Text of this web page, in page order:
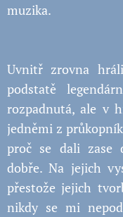
muzika.
Uvnitř zrovna
podstatě
rozpadnutá, ale v
jedněmi z
proč se dali zase
dobře. Na jejich
přestože jejich
nikdy se mi